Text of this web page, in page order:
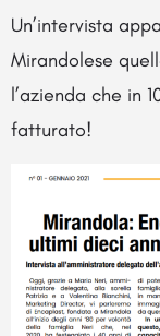
Un’intervista
Mirandolese
l’azienda che in
fatturato!